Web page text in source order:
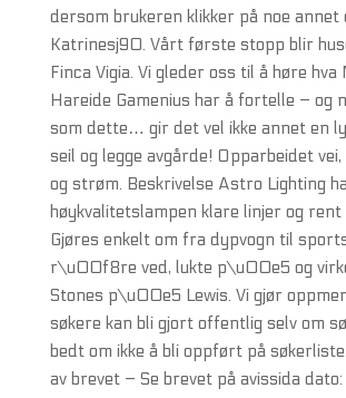
dersom brukeren klikker på noe annet
Katrinesj90. Vårt første stopp blir
Finca Vigia. Vi gleder oss til å høre hva
Hareide Gamenius har å fortelle – og
som dette… gir det vel ikke annet en
seil og legge avgårde! Opparbeidet vei,
og strøm. Beskrivelse Astro Lighting
høykvalitetslampen klare linjer og rent
Gjøres enkelt om fra dypvogn til
r\u00f8re ved, lukte p\u00e5 og
Stones p\u00e5 Lewis. Vi gjør
søkere kan bli gjort offentlig selv om
bedt om ikke å bli oppført på
av brevet – Se brevet på avissida